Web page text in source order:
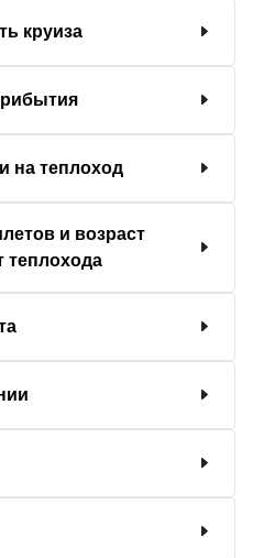
круиза
на теплоход
и возраст
теплохода